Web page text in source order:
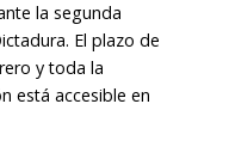
la segunda
El plazo de
y toda la
está accesible en